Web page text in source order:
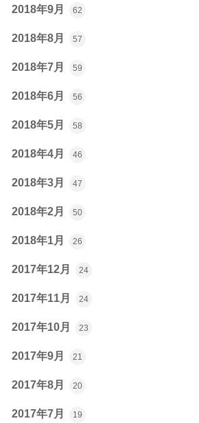
2018年9月 62
2018年8月 57
2018年7月 59
2018年6月 56
2018年5月 58
2018年4月 46
2018年3月 47
2018年2月 50
2018年1月 26
2017年12月 24
2017年11月 24
2017年10月 23
2017年9月 21
2017年8月 20
2017年7月 19